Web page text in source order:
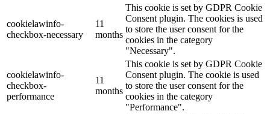
cookielawinfo-
checkbox-necessary
11
months
This cookie is set by GDPR Cookie
Consent plugin. The cookies is used
to store the user consent for the
cookies in the category
"Necessary".
cookielawinfo-
checkbox-
performance
11
months
This cookie is set by GDPR Cookie
Consent plugin. The cookie is used
to store the user consent for the
cookies in the category
"Performance".